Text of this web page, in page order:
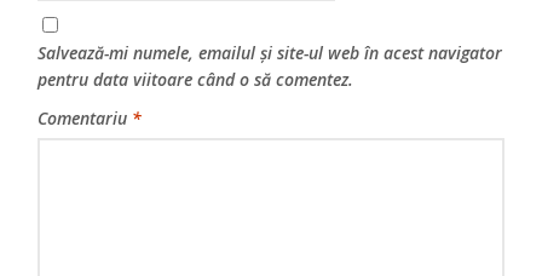
Salvează-mi numele, emailul și site-ul web în acest navigator
pentru data viitoare când o să comentez.
Comentariu *